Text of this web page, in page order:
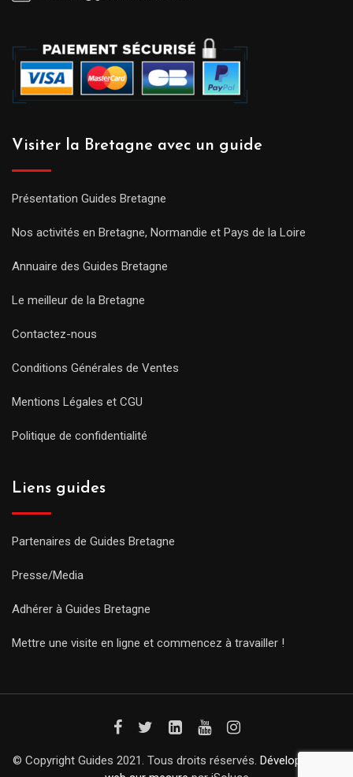
Visiter la Bretagne avec un guide
Présentation Guides Bretagne
Nos activités en Bretagne, Normandie et Pays de la Loire
Annuaire des Guides Bretagne
Le meilleur de la Bretagne
Contactez-nous
Conditions Générales de Ventes
Mentions Légales et CGU
Politique de confidentialité
Liens guides
Partenaires de Guides Bretagne
Presse/Media
Adhérer à Guides Bretagne
Mettre une visite en ligne et commencez à travailler !
© Copyright Guides 2021. Tous droits réservés. Développement